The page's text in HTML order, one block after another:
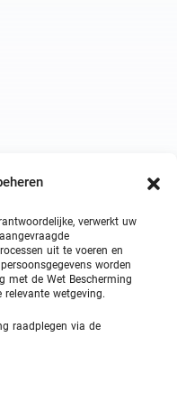
verwerkt uw
uit te voeren en
worden
met de Wet Bescherming
relevante wetgeving.
raadplegen via de